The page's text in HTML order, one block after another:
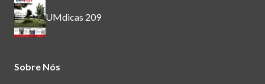
UMdicas 209
Sobre Nós